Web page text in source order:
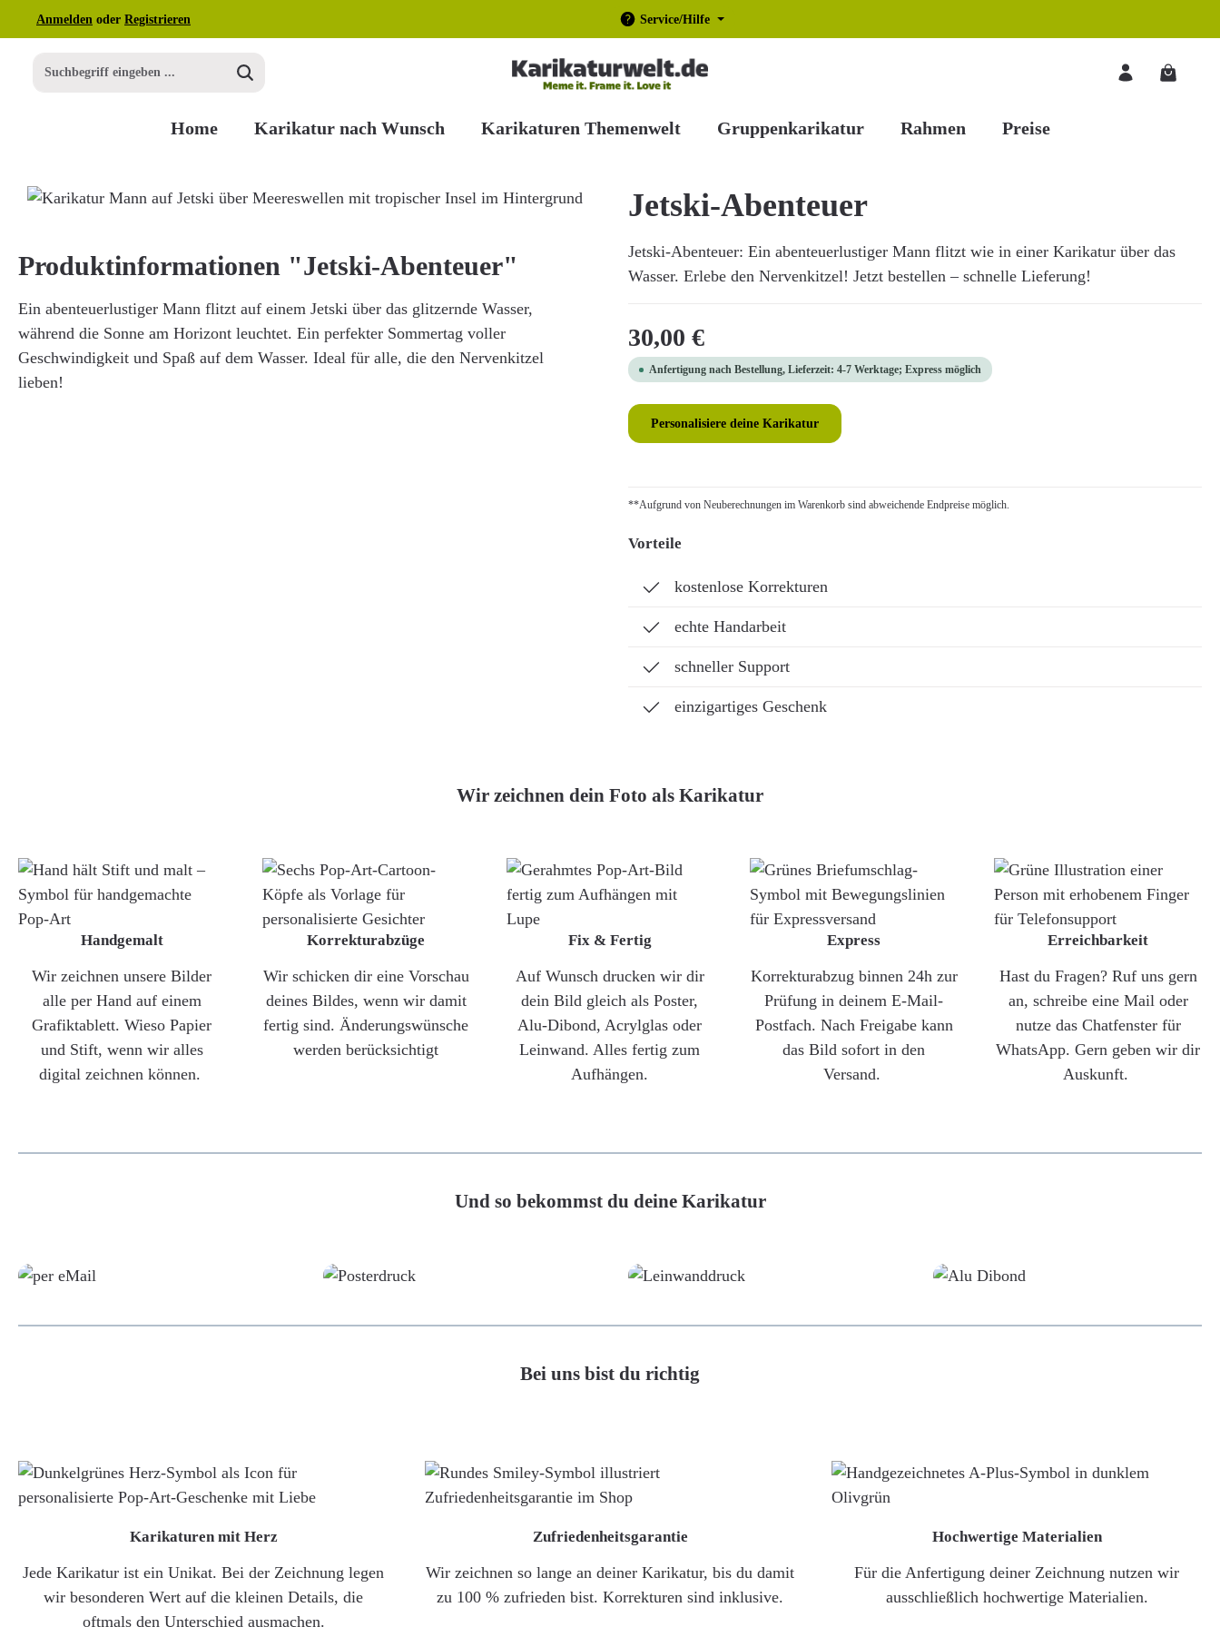
Hauptinhalt springen
Zur Suche springen
Zur Hauptnavigation springen
Anmelden oder Registrieren Service/Hilfe
Home Karikatur nach Wunsch Karikaturen Themenwelt Gruppenkarikatur Rahmen Preise
Bildergalerie überspringen Jetski-Abenteuer
Jetski-Abenteuer: Ein abenteuerlustiger Mann flitzt wie in einer Karikatur über das
Wasser. Erlebe den Nervenkitzel! Jetzt bestellen – schnelle Lieferung!
Regulärer Preis:
30,00 €
Anfertigung nach Bestellung, Lieferzeit: 4-7 Werktage; Express möglich
Personalisiere deine Karikatur
**Aufgrund von Neuberechnungen im Warenkorb sind abweichende Endpreise möglich.
Vorteile
kostenlose Korrekturen
echte Handarbeit
schneller Support
einzigartiges Geschenk
Produktinformationen "Jetski-Abenteuer"
Ein abenteuerlustiger Mann flitzt auf einem Jetski über das glitzernde Wasser,
während die Sonne am Horizont leuchtet. Ein perfekter Sommertag voller
Geschwindigkeit und Spaß auf dem Wasser. Ideal für alle, die den Nervenkitzel
lieben!
Wir zeichnen dein Foto als Karikatur
Handgemalt
Wir zeichnen unsere Bilder
alle per Hand auf einem
Grafiktablett. Wieso Papier
und Stift, wenn wir alles
digital zeichnen können.
Korrekturabzüge
Wir schicken dir eine Vorschau
deines Bildes, wenn wir damit
fertig sind. Änderungswünsche
werden berücksichtigt
Fix & Fertig
Auf Wunsch drucken wir dir
dein Bild gleich als Poster,
Alu-Dibond, Acrylglas oder
Leinwand. Alles fertig zum
Aufhängen.
Express
Korrekturabzug binnen 24h zur
Prüfung in deinem E-Mail-
Postfach. Nach Freigabe kann
das Bild sofort in den
Versand.
Erreichbarkeit
Hast du Fragen? Ruf uns gern
an, schreibe eine Mail oder
nutze das Chatfenster für
WhatsApp. Gern geben wir dir
Auskunft.
Und so bekommst du deine Karikatur
Bei uns bist du richtig
Karikaturen mit Herz
Jede Karikatur ist ein Unikat. Bei der Zeichnung legen
wir besonderen Wert auf die kleinen Details, die
oftmals den Unterschied ausmachen.
Zufriedenheitsgarantie
Wir zeichnen so lange an deiner Karikatur, bis du damit
zu 100 % zufrieden bist. Korrekturen sind inklusive.
Hochwertige Materialien
Für die Anfertigung deiner Zeichnung nutzen wir
ausschließlich hochwertige Materialien.